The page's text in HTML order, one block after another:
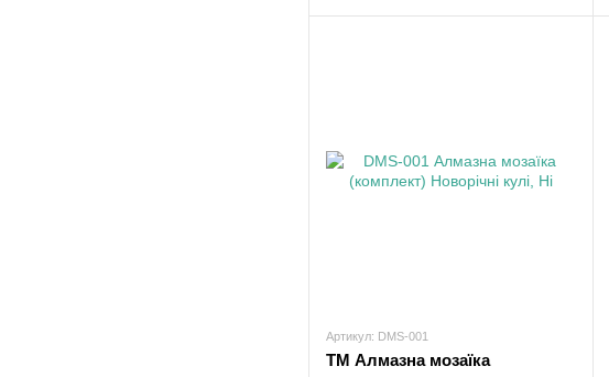
Артикул: DMS-001
ТМ Алмазна мозаїка